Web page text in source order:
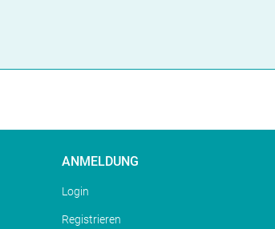
ANMELDUNG
Login
Registrieren